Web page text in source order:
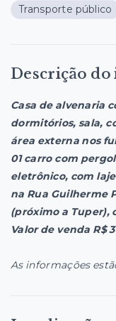
Transporte público
Descrição
Casa de alvenaria
dormitórios, sala,
área externa nos
01 carro com
eletrônico, com
na Rua Guilherme
(próximo a Tuper),
Valor de venda R$
As informações